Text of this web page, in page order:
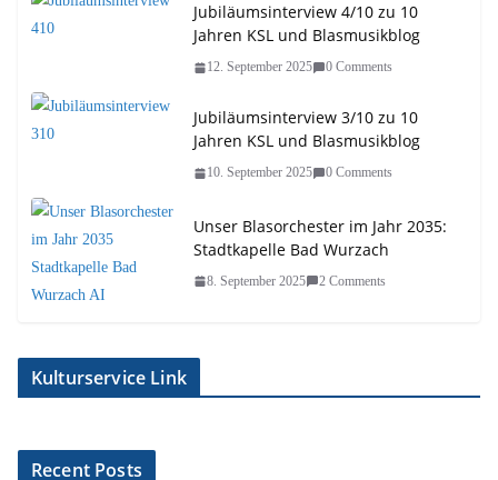
Jubiläumsinterview 4/10 zu 10
Jahren KSL und Blasmusikblog
12. September 2025 0 Comments
Jubiläumsinterview 3/10 zu 10
Jahren KSL und Blasmusikblog
10. September 2025 0 Comments
Unser Blasorchester im Jahr 2035:
Stadtkapelle Bad Wurzach
8. September 2025 2 Comments
Kulturservice Link
Recent Posts